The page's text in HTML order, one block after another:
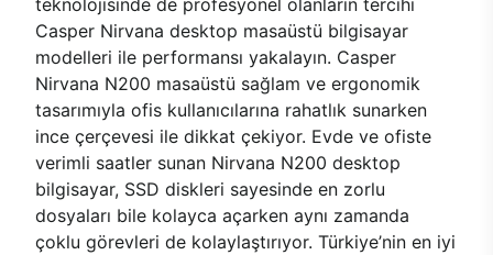
Casper Nirvana desktop masaüstü bilgisayar
modelleri ile performansı yakalayın. Casper
Nirvana N200 masaüstü sağlam ve ergonomik
tasarımıyla ofis kullanıcılarına rahatlık sunarken
ince çerçevesi ile dikkat çekiyor. Evde ve ofiste
verimli saatler sunan Nirvana N200 desktop
bilgisayar, SSD diskleri sayesinde en zorlu
dosyaları bile kolayca açarken aynı zamanda
çoklu görevleri de kolaylaştırıyor. Türkiye’nin en iyi